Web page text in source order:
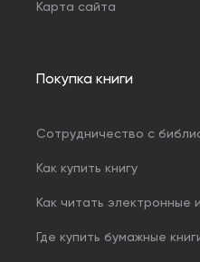
Карта сайта
Покупка книги
Сотрудничество с
Как купить книгу
Как читать электронные
Где купить бумажные